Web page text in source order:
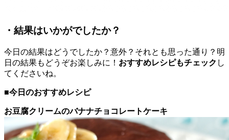
・結果はいかがでしたか？
今日の結果はどうでしたか？意外？それとも思った通り？明
日の結果もどうぞお楽しみに！ おすすめレシピもチェック し
てくださいね。
■今日のおすすめレシピ
お豆腐クリームのバナナチョコレートケーキ